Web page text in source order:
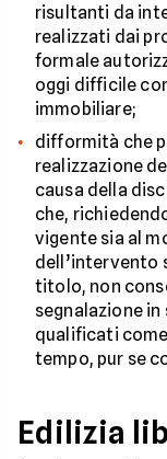
risultanti da
realizzati dai
formale
oggi difficile
immobiliare;
difformità che
realizzazione
causa della
che,
vigente sia al
dell’intervento
titolo, non
segnalazione
qualificati
tempo, pur se
Edilizia